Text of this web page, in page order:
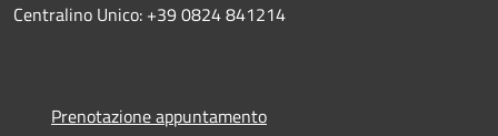
Centralino Unico: +39 0824 841214
Prenotazione appuntamento